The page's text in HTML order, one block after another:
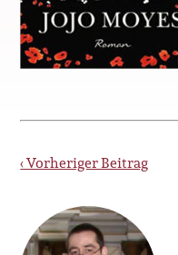
‹ Vorheriger Beitrag